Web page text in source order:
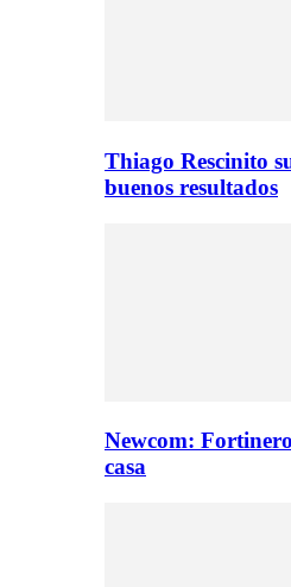
Thiago Rescinito
buenos resultados
Newcom:
casa